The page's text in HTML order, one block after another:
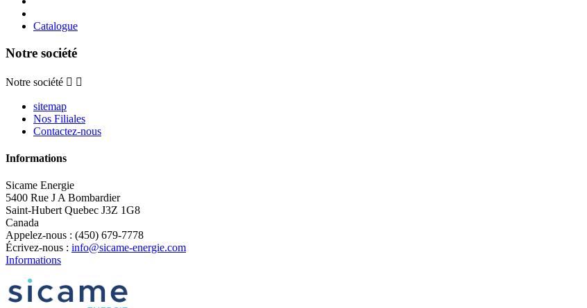
Catalogue
Notre société
Notre société  
sitemap
Nos Filiales
Contactez-nous
Informations
Sicame Energie
5400 Rue J A Bombardier
Saint-Hubert Quebec J3Z 1G8
Canada
Appelez-nous : (450) 679-7778
Écrivez-nous : info@sicame-energie.com
Informations